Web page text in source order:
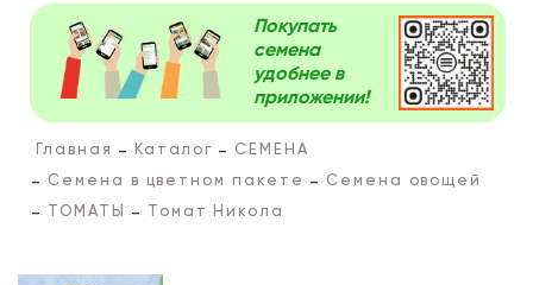
Покупать
семена
удобнее в
приложении!
Главная Каталог
СЕМЕНА
Семена в цветном пакете
Семена овощей
ТОМАТЫ
Томат Никола